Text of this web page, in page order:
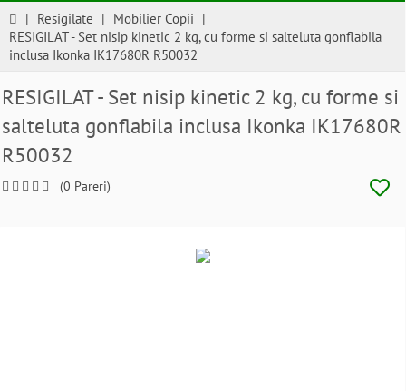
| Resigilate | Mobilier Copii |
RESIGILAT - Set nisip kinetic 2 kg, cu forme si salteluta gonflabila
inclusa Ikonka IK17680R R50032
RESIGILAT - Set nisip kinetic 2 kg, cu forme si
salteluta gonflabila inclusa Ikonka IK17680R
R50032
(0 Pareri)